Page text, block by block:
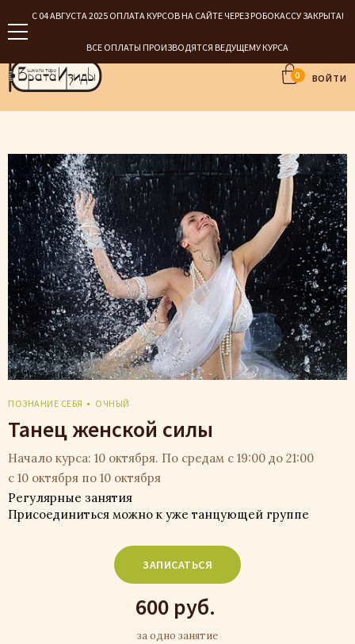
С 04 АВГУСТА 2025 ОПЛАТА КУРСОВ НА САЙТЕ ЧЕРЕЗ РОБОКАССУ ЗАКРЫТА!
ВСЕ ОПЛАТЫ ПРОИЗВОДЯТСЯ ВЕДУЩЕМУ КУРСА
0 ВОЙТИ
ПОЗНАНИЕ СЕБЯ ОЧНЫЙ
Танец женской силы
Начало курса: 10 октября. По средам с 19:00 до 21:00
с 10 октября по 10 октября
ЗАПИСАТЬСЯ
600 руб.
за одно занятие
Регулярные занятия
Присоединиться можно к уже танцующей группе